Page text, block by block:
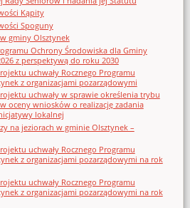
Kąpity
Spoguny
gminy Olsztynek
Ochrony Środowiska dla Gminy
z perspektywą do roku 2030
uchwały Rocznego Programu
z organizacjami pozarządowymi
uchwały w sprawie określenia trybu
oceny wniosków o realizację zadania
lokalnej
na jeziorach w gminie Olsztynek –
uchwały Rocznego Programu
z organizacjami pozarządowymi na rok
uchwały Rocznego Programu
z organizacjami pozarządowymi na rok